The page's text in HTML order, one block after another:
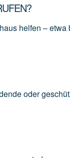
helfen – etwa
oder